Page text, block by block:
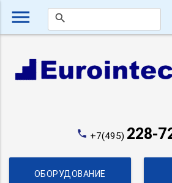
menu search
phone +7(495) 228-
ОБОРУДОВАНИЕ